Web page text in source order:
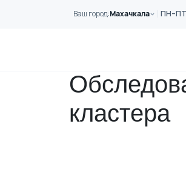
Ваш город:Махачкала ПН–ПТ
Главная
Обследование
кластера